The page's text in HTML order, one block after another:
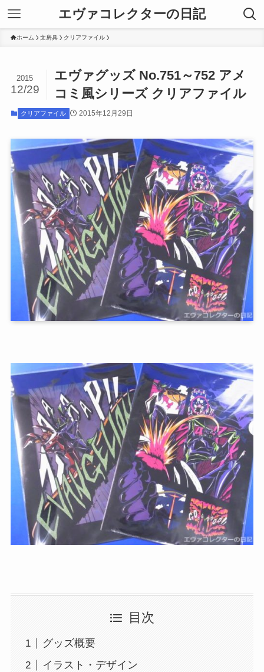
エヴァコレクターの日記
ホーム 文房具 クリアファイル
エヴァグッズ No.751～752 アメ
コミ風シリーズ クリアファイル
2015
12/29
クリアファイル 2015年12月29日
目次
グッズ概要
イラスト・デザイン